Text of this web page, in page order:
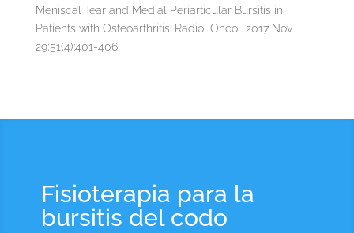
Meniscal Tear and Medial Periarticular Bursitis in
Patients with Osteoarthritis. Radiol Oncol. 2017 Nov
29;51(4):401-406.
Fisioterapia para la
bursitis del codo